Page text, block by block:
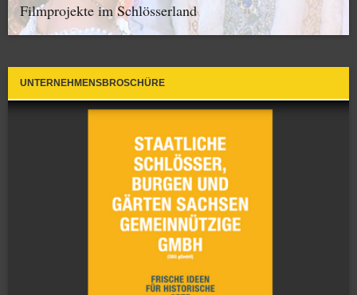
Filmprojekte im Schlösserland
UNTERNEHMENSBROSCHÜRE